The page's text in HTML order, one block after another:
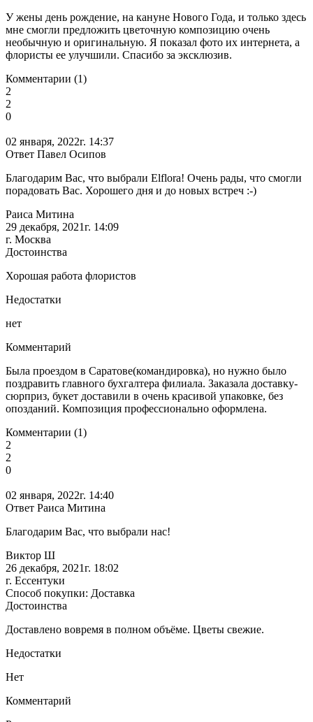
У жены день рождение, на кануне Нового Года, и только здесь
мне смогли предложить цветочную композицию очень
необычную и оригинальную. Я показал фото их интернета, а
флористы ее улучшили. Спасибо за эксклюзив.
Комментарии (1)
2
2
0
02 января, 2022г. 14:37
Ответ Павел Осипов
Благодарим Вас, что выбрали Elflora! Очень рады, что смогли
порадовать Вас. Хорошего дня и до новых встреч :-)
Раиса Митина
29 декабря, 2021г. 14:09
г. Москва
Достоинства
Хорошая работа флористов
Недостатки
нет
Комментарий
Была проездом в Саратове(командировка), но нужно было
поздравить главного бухгалтера филиала. Заказала доставку-
сюрприз, букет доставили в очень красивой упаковке, без
опозданий. Композиция профессионально оформлена.
Комментарии (1)
2
2
0
02 января, 2022г. 14:40
Ответ Раиса Митина
Благодарим Вас, что выбрали нас!
Виктор Ш
26 декабря, 2021г. 18:02
г. Ессентуки
Способ покупки: Доставка
Достоинства
Доставлено вовремя в полном объёме. Цветы свежие.
Недостатки
Нет
Комментарий